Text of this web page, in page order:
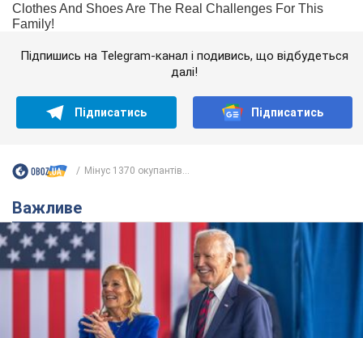
Підпишись на Telegram-канал і подивись, що відбудеться
далі!
Підписатись Підписатись
Мінус 1370 окупантів...
Важливе